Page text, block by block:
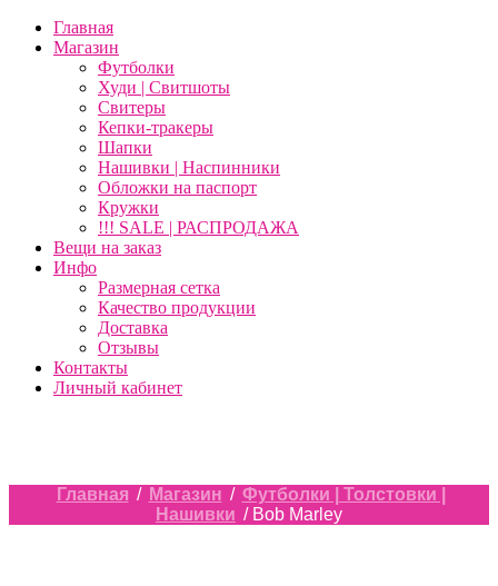
Главная
Магазин
Футболки
Худи | Свитшоты
Свитеры
Кепки-тракеры
Шапки
Нашивки | Наспинники
Обложки на паспорт
Кружки
!!! SALE | РАСПРОДАЖА
Вещи на заказ
Инфо
Размерная сетка
Качество продукции
Доставка
Отзывы
Контакты
Личный кабинет
Главная / Магазин / Футболки | Толстовки |
Нашивки / Bob Marley